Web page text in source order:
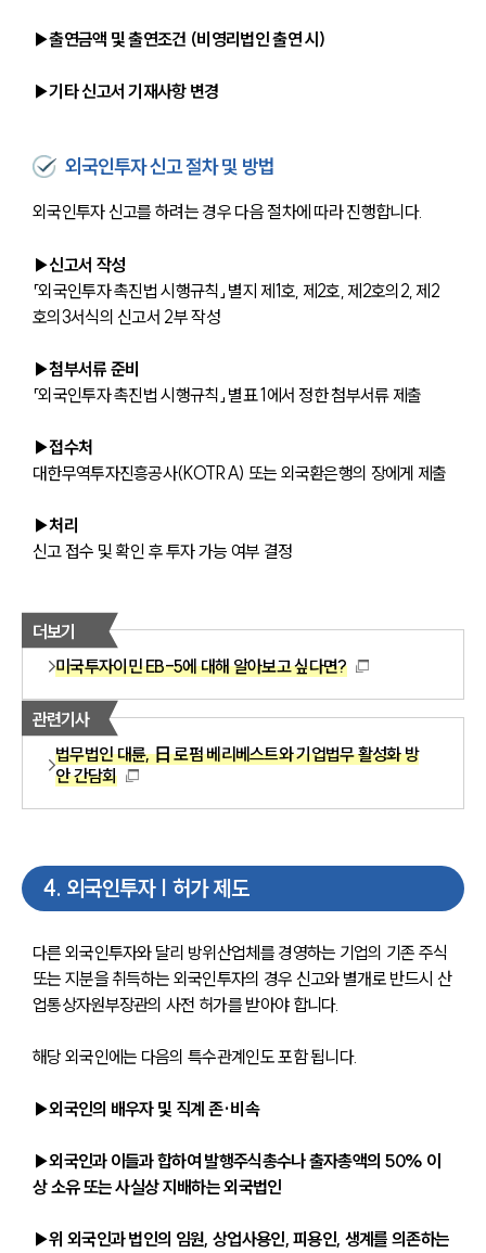
▶출연금액 및 출연조건 (비영리법인 출연 시)
▶기타 신고서 기재사항 변경
외국인투자 신고 절차 및 방법
외국인투자 신고를 하려는 경우 다음 절차에 따라 진행합니다.
▶신고서 작성
「외국인투자 촉진법 시행규칙」 별지 제1호, 제2호, 제2호의2, 제2
호의3서식의 신고서 2부 작성
▶첨부서류 준비
「외국인투자 촉진법 시행규칙」 별표 1에서 정한 첨부서류 제출
▶접수처
대한무역투자진흥공사(KOTRA) 또는 외국환은행의 장에게 제출
▶처리
신고 접수 및 확인 후 투자 가능 여부 결정
더보기
미국투자이민 EB-5에 대해 알아보고 싶다면?
관련기사
법무법인 대륜, 日 로펌 베리베스트와 기업법무 활성화 방
안 간담회
4. 외국인투자 | 허가 제도
다른 외국인투자와 달리 방위산업체를 경영하는 기업의 기존 주식
또는 지분을 취득하는 외국인투자의 경우 신고와 별개로 반드시 산
업통상자원부장관의 사전 허가를 받아야 합니다.
해당 외국인에는 다음의 특수관계인도 포함 됩니다.
▶외국인의 배우자 및 직계 존·비속
▶외국인과 이들과 합하여 발행주식총수나 출자총액의 50% 이
상 소유 또는 사실상 지배하는 외국법인
▶위 외국인과 법인의 임원, 상업사용인, 피용인, 생계를 의존하는